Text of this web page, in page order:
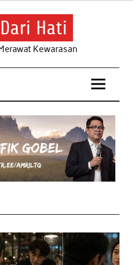
Hati
Kewarasan